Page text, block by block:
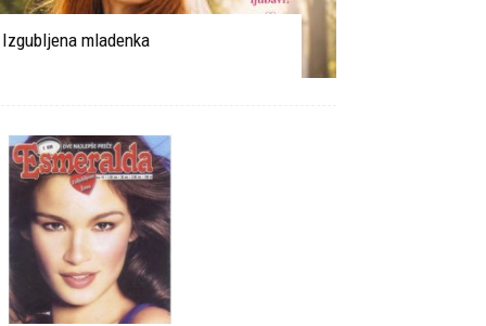
Izgubljena mladenka